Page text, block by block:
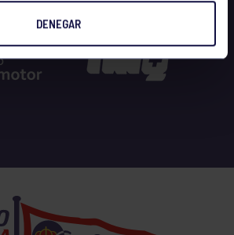
DENEGAR